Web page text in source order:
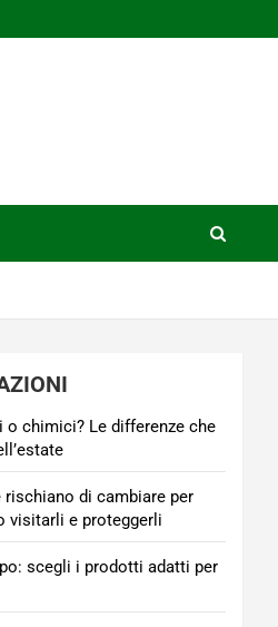
chimici? Le differenze che
di cambiare per
visitarli e proteggerli
scegli i prodotti adatti per